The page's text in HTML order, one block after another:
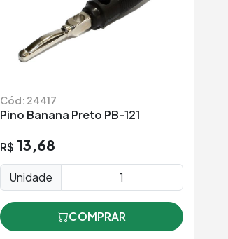
Cód: 24417
Pino Banana Preto PB-121
R$ 13,68
Unidade
COMPRAR